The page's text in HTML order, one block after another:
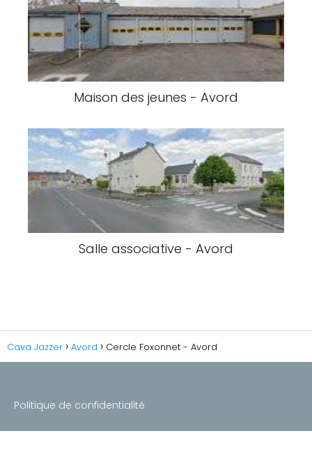
Maison des jeunes - Avord
Salle associative - Avord
Cava Jazzer Avord Cercle Foxonnet - Avord
Politique de confidentialité